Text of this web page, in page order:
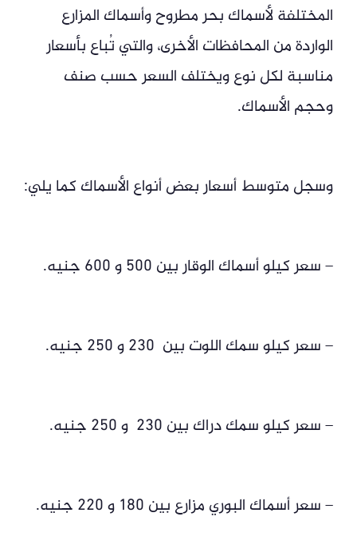
المختلفة لأسماك بحر مطروح وأسماك المزارع
الواردة من المحافظات الأخرى، والتي تُباع بأسعار
مناسبة لكل نوع ويختلف السعر حسب صنف
وحجم الأسماك.
وسجل متوسط أسعار بعض أنواع الأسماك كما يلي:
– سعر كيلو أسماك الوقار بين 500 و 600 جنيه.
– سعر كيلو سمك اللوت بين 230 و 250 جنيه.
– سعر كيلو سمك دراك بين 230 و 250 جنيه.
– سعر أسماك البوري مزارع بين 180 و 220 جنيه.